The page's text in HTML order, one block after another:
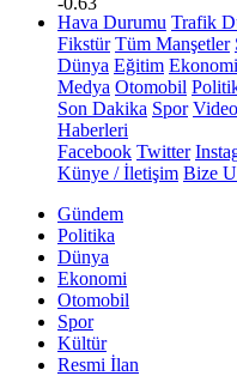
Hava Durumu Trafik
Fikstür Tüm Manşetler
Dünya Eğitim Ekonomi
Medya Otomobil
Son Dakika Spor
Haberleri
Facebook Twitter
Künye / İletişim Bize
Gündem
Politika
Dünya
Ekonomi
Otomobil
Spor
Kültür
Resmi İlan